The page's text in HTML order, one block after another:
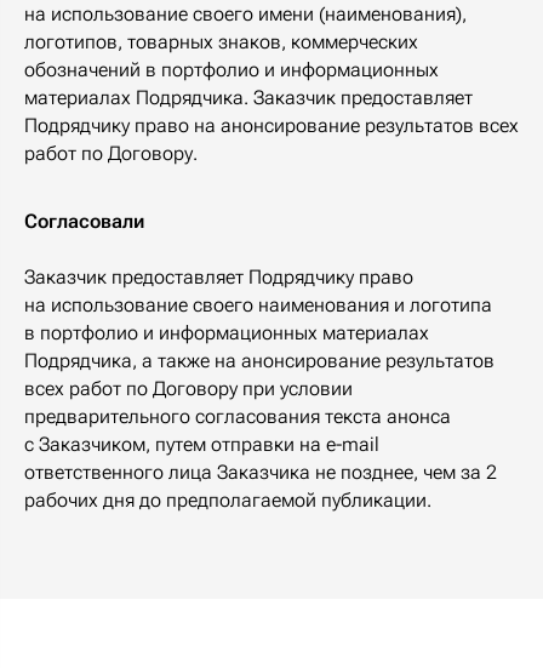
на использование своего имени (наименования),
логотипов, товарных знаков, коммерческих
обозначений в портфолио и информационных
материалах Подрядчика. Заказчик предоставляет
Подрядчику право на анонсирование результатов всех
работ по Договору.
Согласовали
Заказчик предоставляет Подрядчику право
на использование своего наименования и логотипа
в портфолио и информационных материалах
Подрядчика, а также на анонсирование результатов
всех работ по Договору при условии
предварительного согласования текста анонса
с Заказчиком, путем отправки на e-mail
ответственного лица Заказчика не позднее, чем за 2
рабочих дня до предполагаемой публикации.